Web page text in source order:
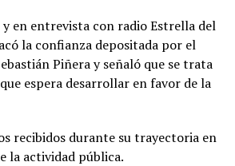
en entrevista con radio Estrella del
la confianza depositada por el
Piñera y señaló que se trata
espera desarrollar en favor de la
recibidos durante su trayectoria en
la actividad pública.